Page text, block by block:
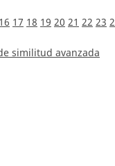
16 17 18 19 20 21 22 23
similitud avanzada